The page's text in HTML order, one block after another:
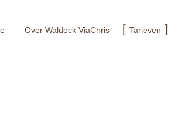
Over Waldeck ViaChris Tarieven